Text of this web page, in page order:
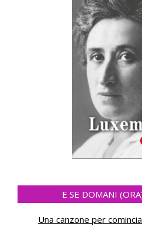
E SE DOMANI
Una canzone per